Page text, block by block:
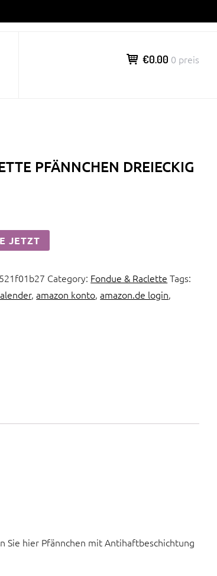
€0.00 0 preis
PFÄNNCHEN DREIECKIG
JETZT
Category: Fondue & Raclette Tags:
,amazon konto,amazon.de login,
Sie hier Pfännchen mit Antihaftbeschichtung